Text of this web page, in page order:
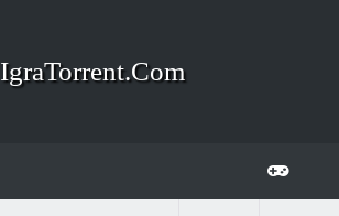
IgraTorrent.Com